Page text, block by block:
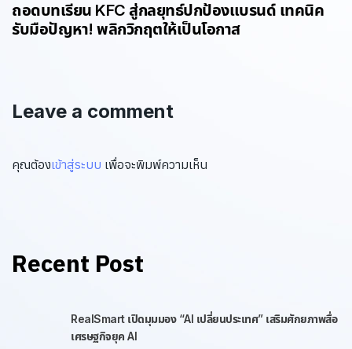
ถอดบทเรียน KFC สู่กลยุทธ์ปกป้องแบรนด์ เทคนิค
รับมือปัญหา! พลิกวิกฤตให้เป็นโอกาส
Leave a comment
คุณต้องเข้าสู่ระบบ เพื่อจะพิมพ์ความเห็น
Recent Post
RealSmart เปิดมุมมอง “AI เปลี่ยนประเทศ” เสริมศักยภาพสื่อ
เศรษฐกิจยุค AI